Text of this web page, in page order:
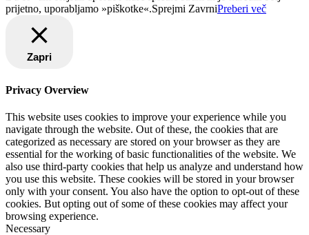
prijetno, uporabljamo »piškotke«.Sprejmi ZavrniPreberi več
Zapri
Privacy Overview
This website uses cookies to improve your experience while you
navigate through the website. Out of these, the cookies that are
categorized as necessary are stored on your browser as they are
essential for the working of basic functionalities of the website. We
also use third-party cookies that help us analyze and understand how
you use this website. These cookies will be stored in your browser
only with your consent. You also have the option to opt-out of these
cookies. But opting out of some of these cookies may affect your
browsing experience.
Necessary